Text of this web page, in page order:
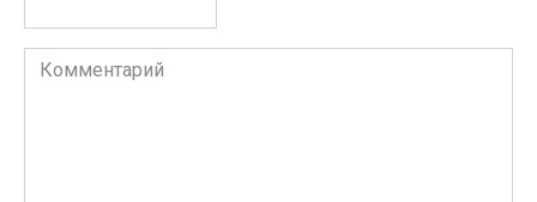
Комментарий